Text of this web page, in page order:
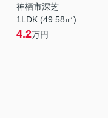
神栖市深芝
1LDK (49.58㎡)
4.2万円